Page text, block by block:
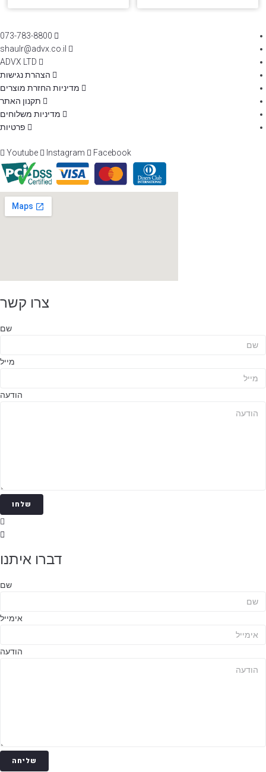
073-783-8800
shaulr@advx.co.il
ADVX LTD
הצהרת נגישות
מדיניות החזרת מוצרים
תקנון האתר
מדיניות משלוחים
פרטיות
Youtube Instagram Facebook
צרו קשר
שם
מייל
הודעה
שלחו
דברו איתנו
שם
אימייל
הודעה
שליחה